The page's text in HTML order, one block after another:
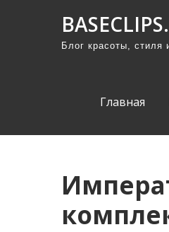
Блог красоты, стиля
Главная